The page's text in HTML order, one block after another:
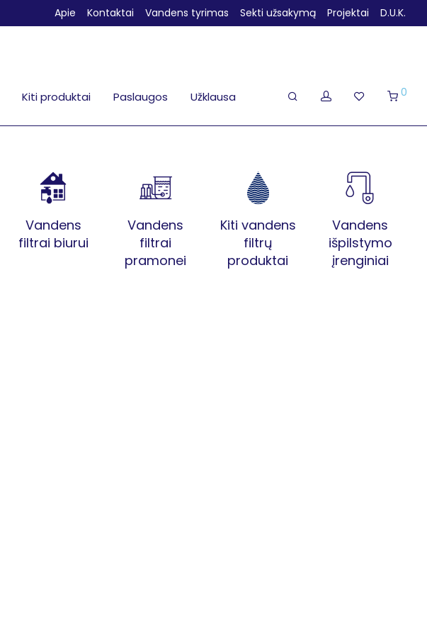
Apie Kontaktai Vandens tyrimas Sekti užsakymą Projektai D.U.K.
Kiti produktai Paslaugos Užklausa 0
Vandens
filtrai biurui
Vandens
filtrai
pramonei
Kiti vandens
filtrų
produktai
Vandens
išpilstymo
įrenginiai